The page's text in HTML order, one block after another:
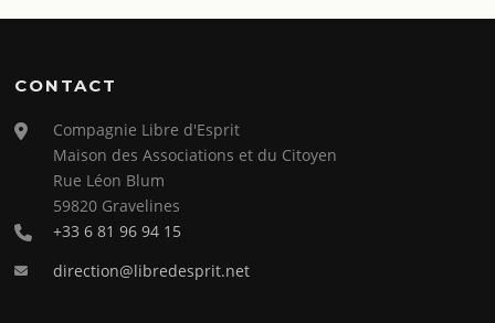
CONTACT
Compagnie Libre d'Esprit
Maison des Associations et du Citoyen
Rue Léon Blum
59820 Gravelines
+33 6 81 96 94 15
direction@libredesprit.net